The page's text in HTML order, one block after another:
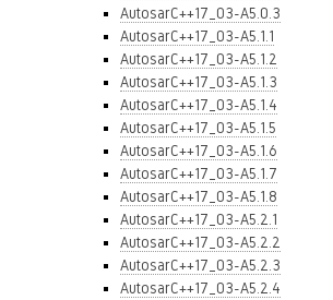
AutosarC++17_03-A5.0.3
AutosarC++17_03-A5.1.1
AutosarC++17_03-A5.1.2
AutosarC++17_03-A5.1.3
AutosarC++17_03-A5.1.4
AutosarC++17_03-A5.1.5
AutosarC++17_03-A5.1.6
AutosarC++17_03-A5.1.7
AutosarC++17_03-A5.1.8
AutosarC++17_03-A5.2.1
AutosarC++17_03-A5.2.2
AutosarC++17_03-A5.2.3
AutosarC++17_03-A5.2.4